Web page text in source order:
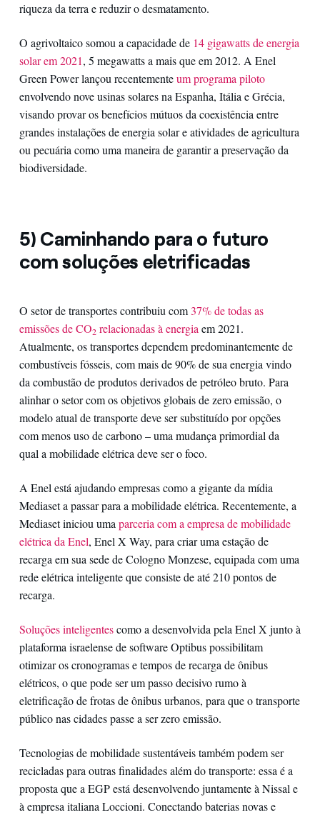
riqueza da terra e reduzir o desmatamento.
O agrivoltaico somou a capacidade de 14 gigawatts de energia
solar em 2021, 5 megawatts a mais que em 2012. A Enel
Green Power lançou recentementeum programa piloto
envolvendo nove usinas solares na Espanha, Itália e Grécia,
visando provar os benefícios mútuos da coexistência entre
grandes instalações de energia solar e atividades de agricultura
ou pecuária como uma maneira de garantir a preservação da
biodiversidade.
5) Caminhando para o futuro
com soluções eletrificadas
O setor de transportes contribuiu com37% de todas as
emissões de CO2 relacionadas à energia em 2021.
Atualmente, os transportes dependem predominantemente de
combustíveis fósseis, com mais de 90% de sua energia vindo
da combustão de produtos derivados de petróleo bruto. Para
alinhar o setor com os objetivos globais de zero emissão, o
modelo atual de transporte deve ser substituído por opções
com menos uso de carbono – uma mudança primordial da
qual a mobilidade elétrica deve ser o foco.
A Enel está ajudando empresas como a gigante da mídia
Mediaset a passar para a mobilidade elétrica. Recentemente, a
Mediaset iniciou uma parceria com a empresa de mobilidade
elétrica da Enel, Enel X Way, para criar uma estação de
recarga em sua sede de Cologno Monzese, equipada com uma
rede elétrica inteligente que consiste de até 210 pontos de
recarga.
Soluções inteligentescomo a desenvolvida pela Enel X junto à
plataforma israelense de software Optibus possibilitam
otimizar os cronogramas e tempos de recarga de ônibus
elétricos, o que pode ser um passo decisivo rumo à
eletrificação de frotas de ônibus urbanos, para que o transporte
público nas cidades passe a ser zero emissão.
Tecnologias de mobilidade sustentáveis também podem ser
recicladas para outras finalidades além do transporte: essa é a
proposta que a EGP está desenvolvendo juntamente à Nissal e
à empresa italiana Loccioni. Conectando baterias novas e